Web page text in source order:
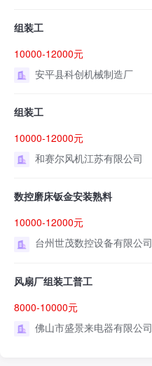
组装工
10000-12000元
安平县科创机械制造厂
组装工
10000-12000元
和赛尔风机江苏有限公司
数控磨床钣金安装熟料
10000-12000元
台州世茂数控设备有限公司
风扇厂组装工普工
8000-10000元
佛山市盛景来电器有限公司